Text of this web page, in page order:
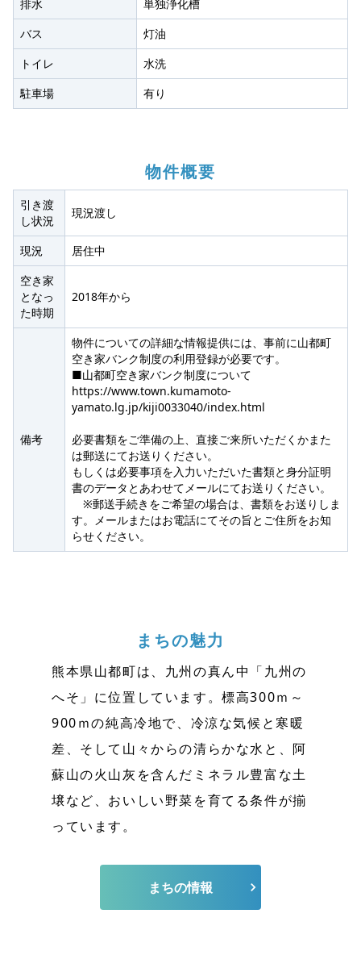
排水
単独浄化槽
バス
灯油
トイレ
水洗
駐車場
有り
物件概要
引き渡
し状況
現況渡し
現況
居住中
空き家
となっ
た時期
2018年から
備考
物件についての詳細な情報提供には、事前に山都町
空き家バンク制度の利用登録が必要です。
■山都町空き家バンク制度について
https://www.town.kumamoto-
yamato.lg.jp/kiji0033040/index.html
必要書類をご準備の上、直接ご来所いただくかまた
は郵送にてお送りください。
もしくは必要事項を入力いただいた書類と身分証明
書のデータとあわせてメールにてお送りください。
※郵送手続きをご希望の場合は、書類をお送りしま
す。メールまたはお電話にてその旨とご住所をお知
らせください。
まちの魅力
熊本県山都町は、九州の真ん中「九州の
へそ」に位置しています。標高300ｍ～
900ｍの純高冷地で、冷涼な気候と寒暖
差、そして山々からの清らかな水と、阿
蘇山の火山灰を含んだミネラル豊富な土
壌など、おいしい野菜を育てる条件が揃
っています。
まちの情報